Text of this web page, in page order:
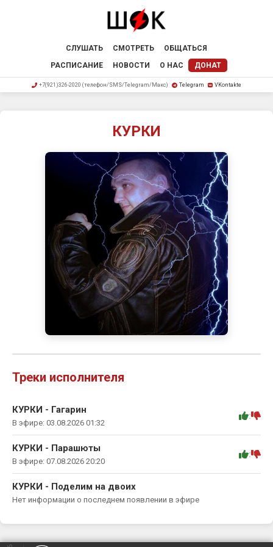
СЛУШАТЬ СМОТРЕТЬ
ОБЩАТЬСЯ
РАСПИСАНИЕ
НОВОСТИ О НАС ДОНАТ
+7(921)326-2020 (телефон/SMS/Telegram/Макс) Telegram VKontakte
КУРКИ
Треки исполнителя
КУРКИ - Гагарин
В эфире: 03.08.2026 01:32
:
КУРКИ - Парашюты
В эфире: 07.08.2026 20:20
:
КУРКИ - Поделим на двоих
Нет информации о последнем появлении в эфире